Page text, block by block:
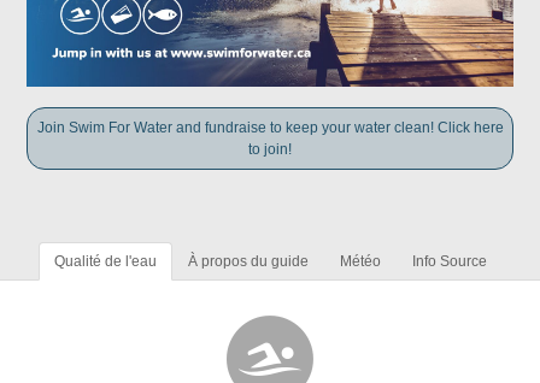
Join Swim For Water and fundraise to keep your water clean! Click here
to join!
Qualité de l'eau À propos du guide Météo Info Source